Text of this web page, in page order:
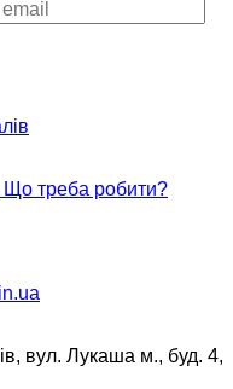
Що треба робити?
вул. Лукаша м., буд. 4,